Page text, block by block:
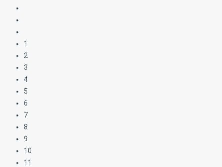
1
2
3
4
5
6
7
8
9
10
11